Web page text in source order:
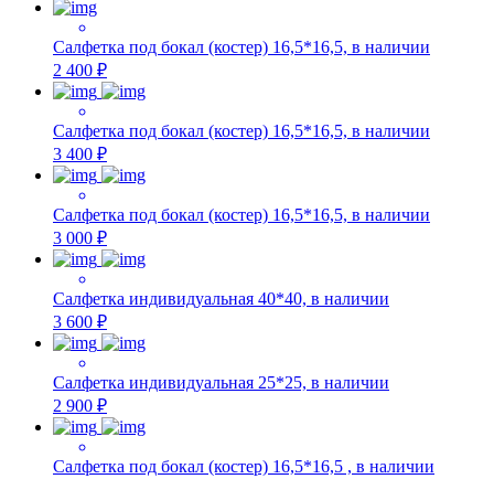
Салфетка под бокал (костер) 16,5*16,5, в наличии
2 400 ₽
Салфетка под бокал (костер) 16,5*16,5, в наличии
3 400 ₽
Салфетка под бокал (костер) 16,5*16,5, в наличии
3 000 ₽
Салфетка индивидуальная 40*40, в наличии
3 600 ₽
Салфетка индивидуальная 25*25, в наличии
2 900 ₽
Салфетка под бокал (костер) 16,5*16,5 , в наличии